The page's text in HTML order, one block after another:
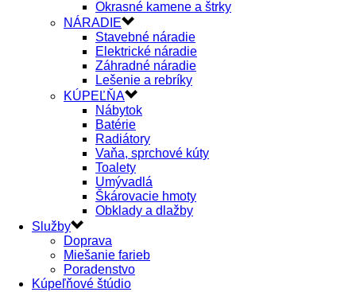
Okrasné kamene a štrky
NÁRADIE
Stavebné náradie
Elektrické náradie
Záhradné náradie
Lešenie a rebríky
KÚPEĽŇA
Nábytok
Batérie
Radiátory
Vaňa, sprchové kúty
Toalety
Umývadlá
Škárovacie hmoty
Obklady a dlažby
Služby
Doprava
Miešanie farieb
Poradenstvo
Kúpeľňové štúdio